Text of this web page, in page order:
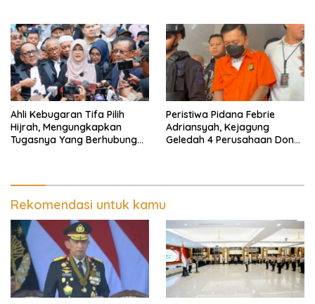
Ahli Kebugaran Tifa Pilih
Hijrah, Mengungkapkan
Tugasnya Yang Berhubungan
Peristiwa Pidana Febrie
Adriansyah, Kejagung
Geledah 4 Perusahaan Don
Rekomendasi untuk kamu